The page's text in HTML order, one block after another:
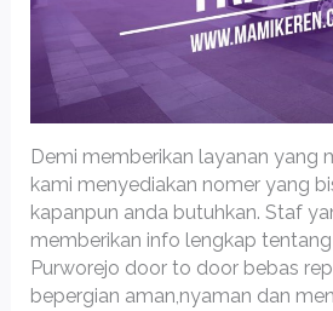
Demi memberikan layanan yang
kami menyediakan nomer yang
kapanpun anda butuhkan. Staf
memberikan info lengkap
Purworejo door to door bebas
bepergian aman,nyaman dan